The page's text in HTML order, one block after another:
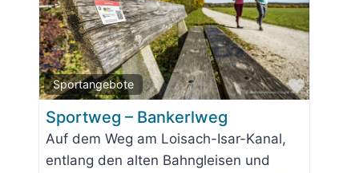
Sportangebote
Sportweg – Bankerlweg
Auf dem Weg am Loisach-Isar-Kanal,
entlang den alten Bahngleisen und